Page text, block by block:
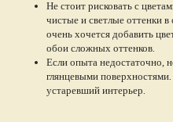
Не стоит рисковать с
чистые и светлые оттенки
очень хочется добавить
обои сложных оттенков.
Если опыта недостаточно,
глянцевыми
устаревший интерьер.